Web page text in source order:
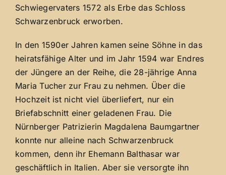
Schwiegervaters 1572 als Erbe das Schloss
Schwarzenbruck erworben.
In den 1590er Jahren kamen seine Söhne in das
heiratsfähige Alter und im Jahr 1594 war Endres
der Jüngere an der Reihe, die 28-jährige Anna
Maria Tucher zur Frau zu nehmen. Über die
Hochzeit ist nicht viel überliefert, nur ein
Briefabschnitt einer geladenen Frau. Die
Nürnberger Patrizierin Magdalena Baumgartner
konnte nur alleine nach Schwarzenbruck
kommen, denn ihr Ehemann Balthasar war
geschäftlich in Italien. Aber sie versorgte ihn